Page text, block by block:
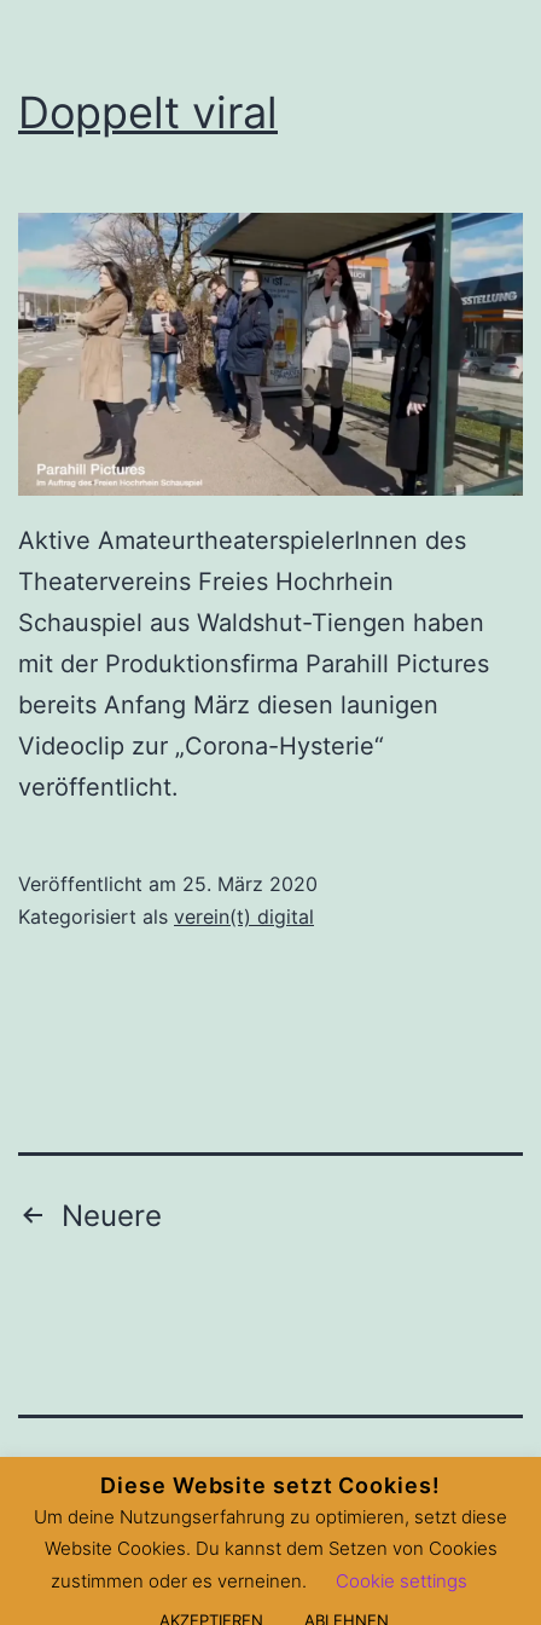
Doppelt viral
Aktive AmateurtheaterspielerInnen des
Theatervereins Freies Hochrhein
Schauspiel aus Waldshut-Tiengen haben
mit der Produktionsfirma Parahill Pictures
bereits Anfang März diesen launigen
Videoclip zur „Corona-Hysterie“
veröffentlicht.
Veröffentlicht am 25. März 2020
Kategorisiert als verein(t) digital
Beitragsnavigation
Neuere
VEREINE ALS SOZIALE NETZWERKE
GEGEN KRISEN
Stolz präsentiert vonWordPress.
Diese Website setzt Cookies!
Um deine Nutzungserfahrung zu optimieren, setzt diese
Website Cookies. Du kannst dem Setzen von Cookies
zustimmen oder es verneinen.
Cookie settings
AKZEPTIEREN ABLEHNEN